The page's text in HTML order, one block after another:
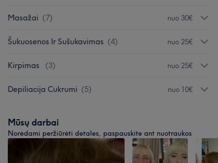
Masažai (7) nuo 30€
Šukuosenos Ir Sušukavimas (4) nuo 25€
Kirpimas (3) nuo 25€
Depiliacija Cukrumi (5) nuo 10€
Mūsų darbai
Norėdami peržiūrėti detales, paspauskite ant nuotraukos